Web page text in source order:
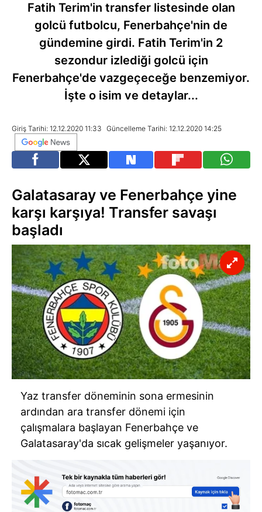
Fatih Terim'in transfer listesinde olan
golcü futbolcu, Fenerbahçe'nin de
gündemine girdi. Fatih Terim'in 2
sezondur izlediği golcü için
Fenerbahçe'de vazgeçeceğe benzemiyor.
İşte o isim ve detaylar...
Giriş Tarihi: 12.12.2020 11:33 Güncelleme Tarihi: 12.12.2020 14:25
Galatasaray ve Fenerbahçe yine
karşı karşıya! Transfer savaşı
başladı
Yaz transfer döneminin sona ermesinin
ardından ara transfer dönemi için
çalışmalara başlayan Fenerbahçe ve
Galatasaray'da sıcak gelişmeler yaşanıyor.